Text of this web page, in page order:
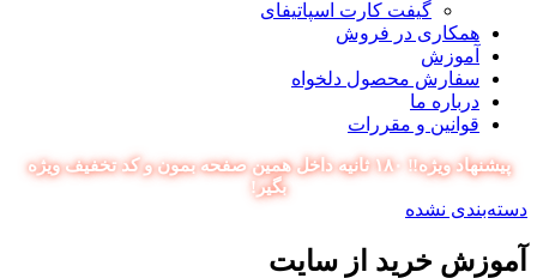
گیفت کارت اسپاتیفای
همکاری در فروش
آموزش
سفارش محصول دلخواه
درباره ما
قوانین و مقررات
پیشنهاد ویژه‼️ ۱۸۰ ثانیه داخل همین صفحه بمون و کد تخفیف ویژه
بگیر!
دسته‌بندی نشده
آموزش خرید از سایت